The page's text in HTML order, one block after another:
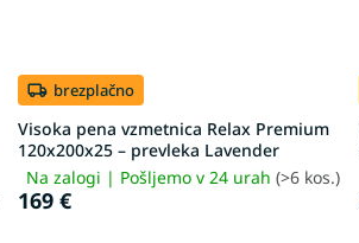
brezplačno
Visoka pena vzmetnica Relax Premium
120x200x25 – prevleka Lavender
Na zalogi | Pošljemo v 24 urah (>6 kos.)
169 €